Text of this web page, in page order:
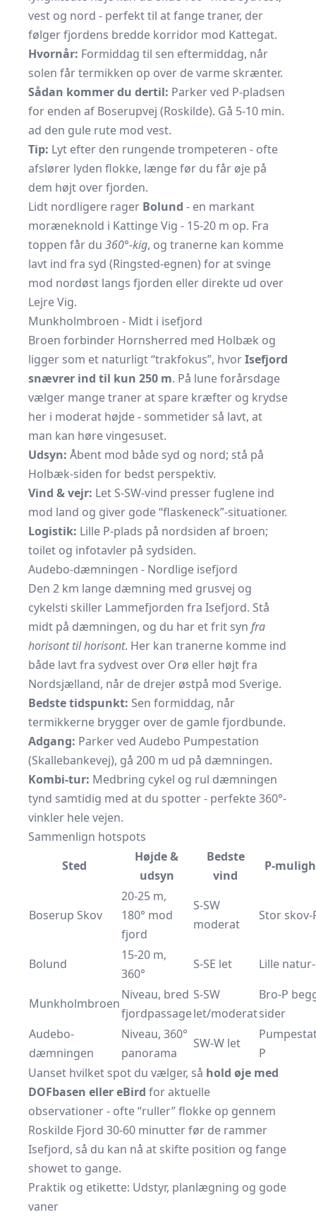
vest og nord - perfekt til at fange traner, der
følger fjordens bredde korridor mod Kattegat.
Hvornår: Formiddag til sen eftermiddag, når
solen får termikken op over de varme skrænter.
Sådan kommer du dertil: Parker ved P-pladsen
for enden af Boserupvej (Roskilde). Gå 5-10 min.
ad den gule rute mod vest.
Tip: Lyt efter den rungende trompeteren - ofte
afslører lyden flokke, længe før du får øje på
dem højt over fjorden.
Lidt nordligere rager Bolund - en markant
moræneknold i Kattinge Vig - 15-20 m op. Fra
toppen får du 360°-kig, og tranerne kan komme
lavt ind fra syd (Ringsted-egnen) for at svinge
mod nordøst langs fjorden eller direkte ud over
Lejre Vig.
Munkholmbroen - Midt i isefjord
Broen forbinder Hornsherred med Holbæk og
ligger som et naturligt “trakfokus”, hvorIsefjord
snævrer ind til kun 250 m. På lune forårsdage
vælger mange traner at spare kræfter og krydse
her i moderat højde - sommetider så lavt, at
man kan høre vingesuset.
Udsyn: Åbent mod både syd og nord; stå på
Holbæk-siden for bedst perspektiv.
Vind & vejr: Let S-SW-vind presser fuglene ind
mod land og giver gode “flaskeneck”-situationer.
Logistik: Lille P-plads på nordsiden af broen;
toilet og infotavler på sydsiden.
Audebo-dæmningen - Nordlige isefjord
Den 2 km lange dæmning med grusvej og
cykelsti skiller Lammefjorden fra Isefjord. Stå
midt på dæmningen, og du har et frit syn fra
horisont til horisont. Her kan tranerne komme ind
både lavt fra sydvest over Orø eller højt fra
Nordsjælland, når de drejer østpå mod Sverige.
Bedste tidspunkt: Sen formiddag, når
termikkerne brygger over de gamle fjordbunde.
Adgang: Parker ved Audebo Pumpestation
(Skallebankevej), gå 200 m ud på dæmningen.
Kombi-tur: Medbring cykel og rul dæmningen
tynd samtidig med at du spotter - perfekte 360°-
vinkler hele vejen.
Sammenlign hotspots
Sted
Højde &
udsyn
Bedste
vind
P-
Boserup Skov
20-25 m,
180° mod
fjord
S-SW
moderat
Stor skov-
Bolund
15-20 m,
360°
S-SE let Lille
Munkholmbroen
Niveau, bred
fjordpassage
S-SW
let/moderat
Bro-P
sider
Audebo-
dæmningen
Niveau, 360°
panorama
SW-W let
P
Uanset hvilket spot du vælger, så hold øje med
DOFbasen eller eBird for aktuelle
observationer - ofte “ruller” flokke op gennem
Roskilde Fjord 30-60 minutter før de rammer
Isefjord, så du kan nå at skifte position og fange
showet to gange.
Praktik og etikette: Udstyr, planlægning og gode
vaner